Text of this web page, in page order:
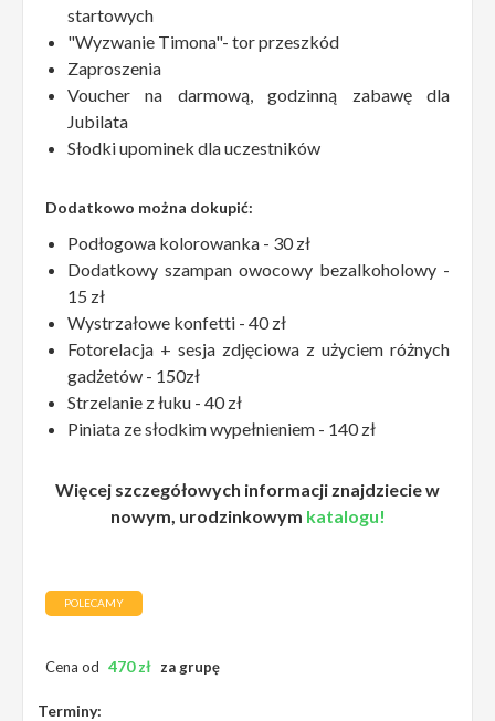
startowych
"Wyzwanie Timona"- tor przeszkód
Zaproszenia
Voucher na darmową, godzinną zabawę dla
Jubilata
Słodki upominek dla uczestników
Dodatkowo można dokupić:
Podłogowa kolorowanka - 30 zł
Dodatkowy szampan owocowy bezalkoholowy -
15 zł
Wystrzałowe konfetti - 40 zł
Fotorelacja + sesja zdjęciowa z użyciem różnych
gadżetów - 150zł
Strzelanie z łuku - 40 zł
Piniata ze słodkim wypełnieniem - 140 zł
Więcej szczegółowych informacji znajdziecie w
nowym, urodzinkowym katalogu!
POLECAMY
Cena od 470zł za grupę
Terminy: